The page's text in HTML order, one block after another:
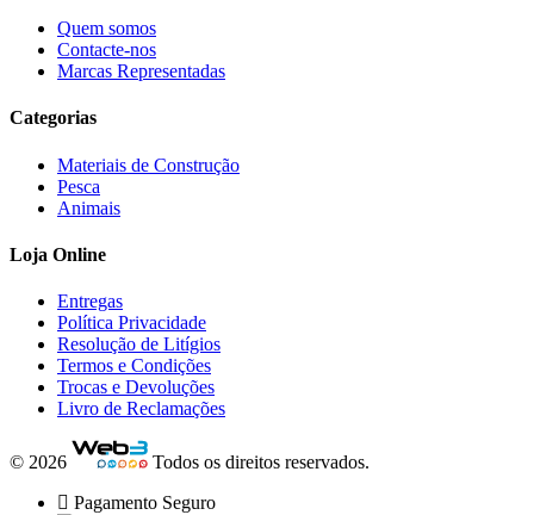
Quem somos
Contacte-nos
Marcas Representadas
Categorias
Materiais de Construção
Pesca
Animais
Loja Online
Entregas
Política Privacidade
Resolução de Litígios
Termos e Condições
Trocas e Devoluções
Livro de Reclamações
© 2026
Todos os direitos reservados.
Pagamento Seguro